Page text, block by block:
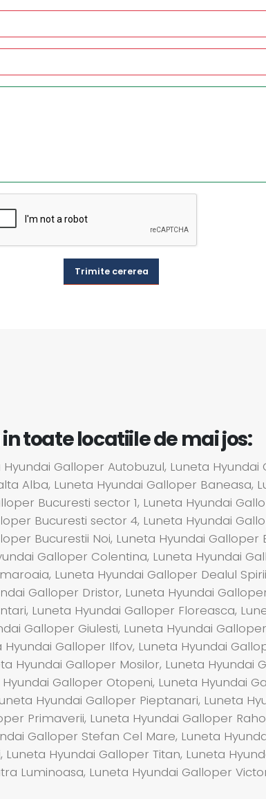
Trimite cererea
toate locatiile de mai jos:
Galloper Autobuzul, Luneta Hyundai
Alba, Luneta Hyundai Galloper Baneasa,
Bucuresti sector 1, Luneta Hyundai
Bucuresti sector 4, Luneta Hyundai
Bucurestii Noi, Luneta Hyundai
Galloper Colentina, Luneta Hyundai
Luneta Hyundai Galloper Dealul
Galloper Dristor, Luneta Hyundai
Luneta Hyundai Galloper Floreasca,
Galloper Giulesti, Luneta Hyundai
Galloper Ilfov, Luneta Hyundai
Hyundai Galloper Mosilor, Luneta Hyundai
Galloper Otopeni, Luneta Hyundai
Hyundai Galloper Pieptanari, Luneta
Primaverii, Luneta Hyundai Galloper
Galloper Stefan Cel Mare, Luneta
Hyundai Galloper Titan, Luneta
Luminoasa, Luneta Hyundai Galloper